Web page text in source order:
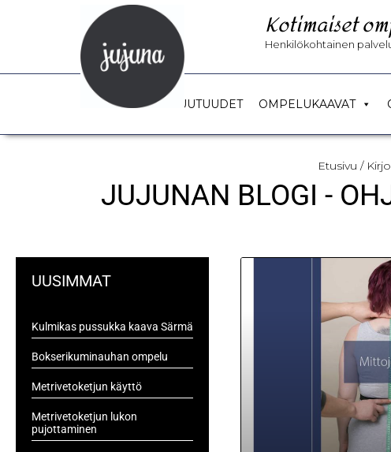
Kotimaiset
Henkilökohtainen
UUTUUDET OMPELUKAAVAT
Etusivu /
JUJUNAN BLOGI -
UUSIMMAT
Kulmikas pussukka kaava Särmä
Bokserikuminauhan ompelu
Metrivetoketjun käyttö
Metrivetoketjun lukon
pujottaminen